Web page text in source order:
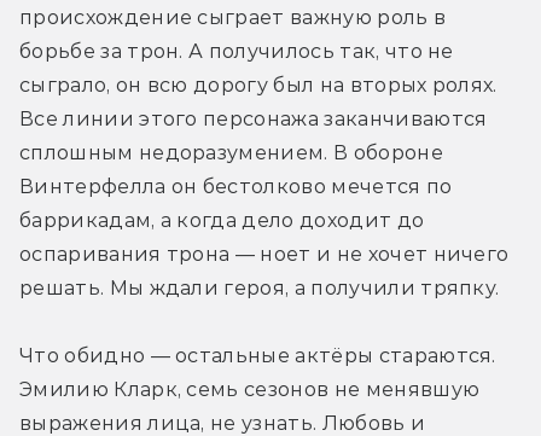
происхождение сыграет важную роль в
борьбе за трон. А получилось так, что не
сыграло, он всю дорогу был на вторых ролях.
Все линии этого персонажа заканчиваются
сплошным недоразумением. В обороне
Винтерфелла он бестолково мечется по
баррикадам, а когда дело доходит до
оспаривания трона — ноет и не хочет ничего
решать. Мы ждали героя, а получили тряпку.
Что обидно — остальные актёры стараются.
Эмилию Кларк, семь сезонов не менявшую
выражения лица, не узнать. Любовь и